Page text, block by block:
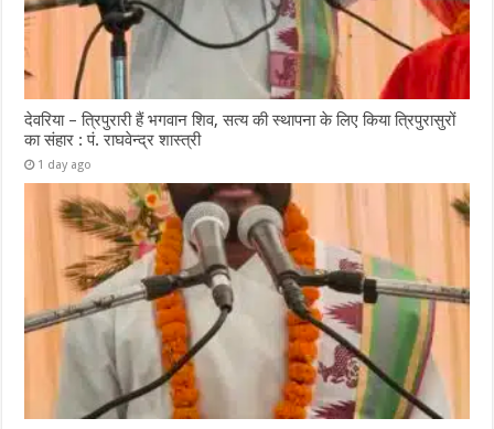
देवरिया – त्रिपुरारी हैं भगवान शिव, सत्य की स्थापना के लिए किया त्रिपुरासुरों
का संहार : पं. राघवेन्द्र शास्त्री
1 day ago